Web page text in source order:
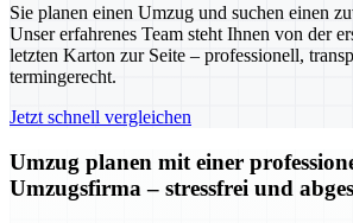
Sie planen einen Umzug und suchen einen
Unser erfahrenes Team steht Ihnen von der
letzten Karton zur Seite – professionell,
termingerecht.
Jetzt schnell vergleichen
Umzug planen mit einer
Umzugsfirma – stressfrei und